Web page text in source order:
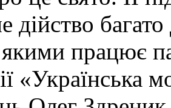
дійство
працює
«Українська